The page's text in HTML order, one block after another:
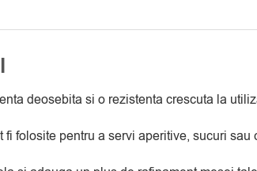
deosebita si o rezistenta crescuta la
folosite pentru a servi aperitive, sucuri sau